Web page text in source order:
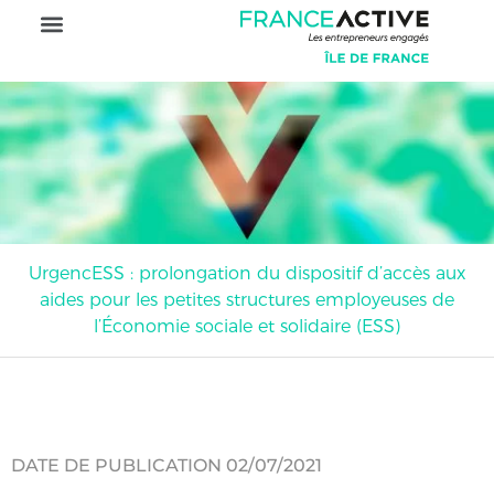
UrgencESS : prolongation du dispositif d’accès aux
aides pour les petites structures employeuses de
l’Économie sociale et solidaire (ESS)
DATE DE PUBLICATION 02/07/2021